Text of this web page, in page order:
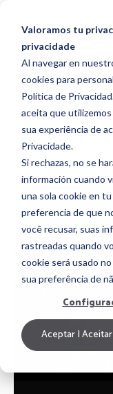
Valoramos tu
privacidade
Al navegar en
cookies para
Politica de
aceita que
sua experiência de
Privacidade.
Si rechazas, no se
información cuando
una sola cookie en
preferencia de que
você recusar, suas
rastreadas quando
cookie será usado
sua preferência de
Aceptar | Aceitar
HR TOPICS